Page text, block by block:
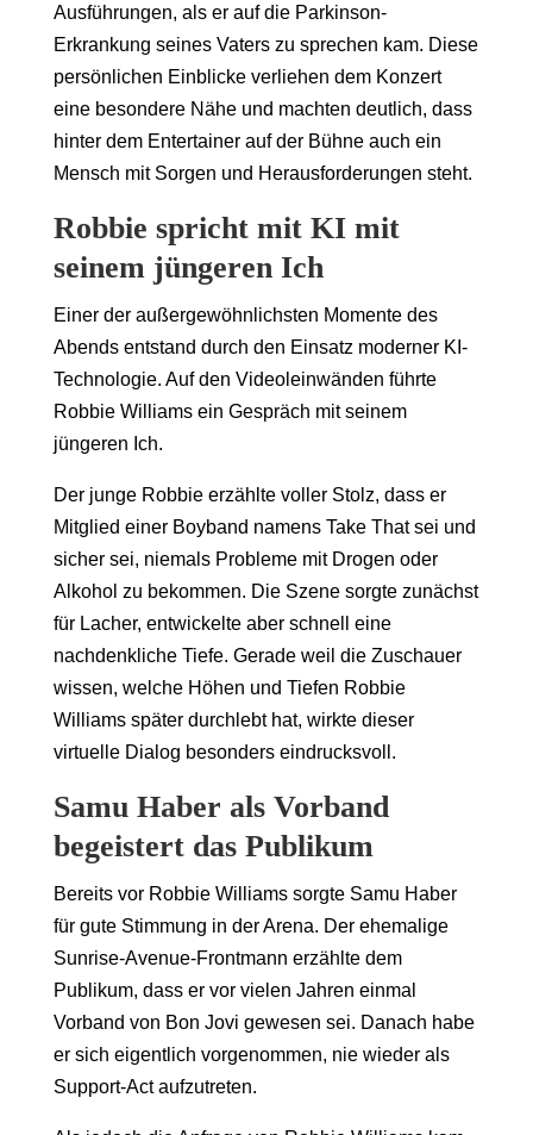
Ausführungen, als er auf die Parkinson-
Erkrankung seines Vaters zu sprechen kam. Diese
persönlichen Einblicke verliehen dem Konzert
eine besondere Nähe und machten deutlich, dass
hinter dem Entertainer auf der Bühne auch ein
Mensch mit Sorgen und Herausforderungen steht.
Robbie spricht mit KI mit
seinem jüngeren Ich
Einer der außergewöhnlichsten Momente des
Abends entstand durch den Einsatz moderner KI-
Technologie. Auf den Videoleinwänden führte
Robbie Williams ein Gespräch mit seinem
jüngeren Ich.
Der junge Robbie erzählte voller Stolz, dass er
Mitglied einer Boyband namens Take That sei und
sicher sei, niemals Probleme mit Drogen oder
Alkohol zu bekommen. Die Szene sorgte zunächst
für Lacher, entwickelte aber schnell eine
nachdenkliche Tiefe. Gerade weil die Zuschauer
wissen, welche Höhen und Tiefen Robbie
Williams später durchlebt hat, wirkte dieser
virtuelle Dialog besonders eindrucksvoll.
Samu Haber als Vorband
begeistert das Publikum
Bereits vor Robbie Williams sorgte Samu Haber
für gute Stimmung in der Arena. Der ehemalige
Sunrise-Avenue-Frontmann erzählte dem
Publikum, dass er vor vielen Jahren einmal
Vorband von Bon Jovi gewesen sei. Danach habe
er sich eigentlich vorgenommen, nie wieder als
Support-Act aufzutreten.